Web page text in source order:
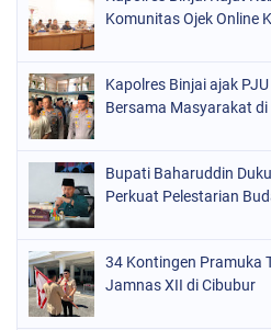
Komunitas Ojek Online
Kapolres Binjai ajak
Bersama Masyarakat
Bupati Baharuddin
Perkuat Pelestarian
34 Kontingen Pramuka
Jamnas XII di Cibubur